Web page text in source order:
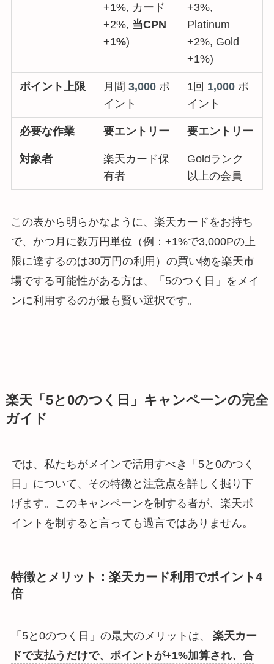
+1%, カード
+2%, 当CPN
+1%)
+3%,
Platinum
+2%, Gold
+1%)
ポイント上限 月間 3,000 ポ
イント
1回 1,000 ポ
イント
必要な作業 要エントリー 要エントリー
対象者
楽天カード保
有者
Goldランク
以上の会員
この表から明らかなように、楽天カードをお持ち
で、かつ月に数万円単位（例：+1%で3,000Pの上
限に達するのは30万円の利用）の買い物を楽天市
場でする可能性がある方は、「5のつく日」をメイ
ンに利用するのが最も賢い選択です。
楽天「5と0のつく日」キャンペーンの完全
ガイド
では、私たちがメインで活用すべき「5と0のつく
日」について、その特徴と注意点を詳しく掘り下
げます。このキャンペーンを制する者が、楽天ポ
イントを制すると言っても過言ではありません。
特徴とメリット：楽天カード利用でポイント4
倍
「5と0のつく日」の最大のメリットは、
楽天カー
ドで支払うだけで、ポイントが+1%加算され、合